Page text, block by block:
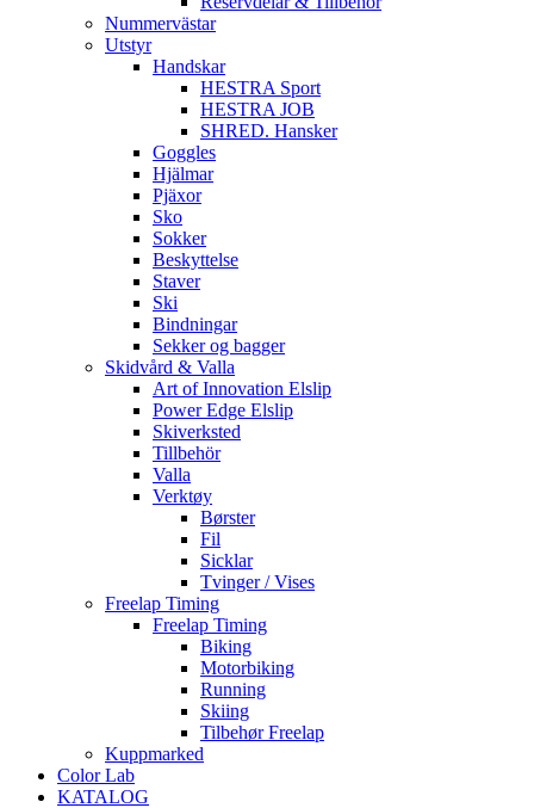
Nummervästar
Utstyr
Handskar
HESTRA Sport
HESTRA JOB
SHRED. Hansker
Goggles
Hjälmar
Pjäxor
Sko
Sokker
Beskyttelse
Staver
Ski
Bindningar
Sekker og bagger
Skidvård & Valla
Art of Innovation Elslip
Power Edge Elslip
Skiverksted
Tillbehör
Valla
Verktøy
Børster
Fil
Sicklar
Tvinger / Vises
Freelap Timing
Freelap Timing
Biking
Motorbiking
Running
Skiing
Tilbehør Freelap
Kuppmarked
Color Lab
KATALOG